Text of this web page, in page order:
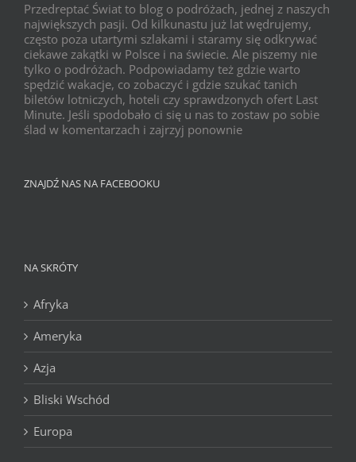
Przedreptać Świat to blog o podróżach, jednej z naszych
największych pasji. Od kilkunastu już lat wędrujemy,
często poza utartymi szlakami i staramy się odkrywać
ciekawe zakątki w Polsce i na świecie. Ale piszemy nie
tylko o podróżach. Podpowiadamy też gdzie warto
spędzić wakacje, co zobaczyć i gdzie szukać tanich
biletów lotniczych, hoteli czy sprawdzonych ofert Last
Minute. Jeśli spodobało ci się u nas to zostaw po sobie
ślad w komentarzach i zajrzyj ponownie
ZNAJDŹ NAS NA FACEBOOKU
NA SKRÓTY
Afryka
Ameryka
Azja
Bliski Wschód
Europa